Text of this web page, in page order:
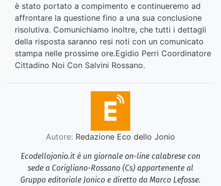
è stato portato a compimento e continueremo ad
affrontare la questione fino a una sua conclusione
risolutiva. Comunichiamo inoltre, che tutti i dettagli
della risposta saranno resi noti con un comunicato
stampa nelle prossime ore.Egidio Perri Coordinatore
Cittadino Noi Con Salvini Rossano.
Autore: Redazione Eco dello Jonio
Ecodellojonio.it è un giornale on-line calabrese con
sede a Corigliano-Rossano (Cs) appartenente al
Gruppo editoriale Jonico e diretto da Marco Lefosse.